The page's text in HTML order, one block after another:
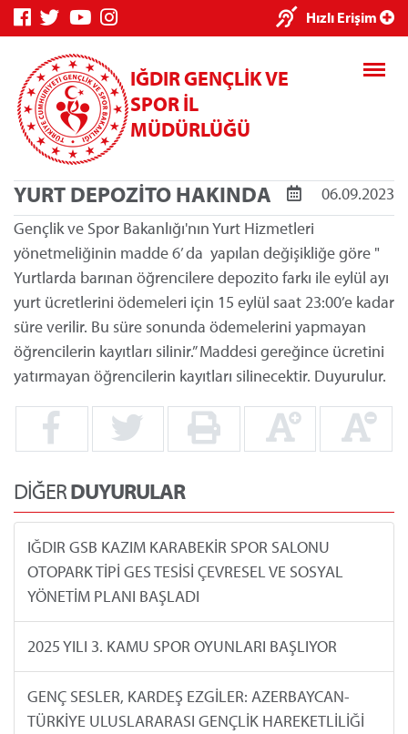
Hızlı Erişim
IĞDIR GENÇLİK VE
SPOR İL
MÜDÜRLÜĞÜ
YURT DEPOZİTO HAKINDA
06.09.2023
Gençlik ve Spor Bakanlığı'nın Yurt Hizmetleri
yönetmeliğinin madde 6’ da yapılan değişikliğe göre "
Yurtlarda barınan öğrencilere depozito farkı ile eylül ayı
yurt ücretlerini ödemeleri için 15 eylül saat 23:00’e kadar
süre verilir. Bu süre sonunda ödemelerini yapmayan
öğrencilerin kayıtları silinir.” Maddesi gereğince ücretini
yatırmayan öğrencilerin kayıtları silinecektir. Duyurulur.
DİĞERDUYURULAR
IĞDIR GSB KAZIM KARABEKİR SPOR SALONU
OTOPARK TİPİ GES TESİSİ ÇEVRESEL VE SOSYAL
YÖNETİM PLANI BAŞLADI
2025 YILI 3. KAMU SPOR OYUNLARI BAŞLIYOR
GENÇ SESLER, KARDEŞ EZGİLER: AZERBAYCAN-
TÜRKİYE ULUSLARARASI GENÇLİK HAREKETLİLİĞİ
×
Genç Bilgi
Sistemi
Spor Bilgi
Sistemi
Kredi/Yurt
İşlemleri
Kredi/Yurt E-
Ödeme